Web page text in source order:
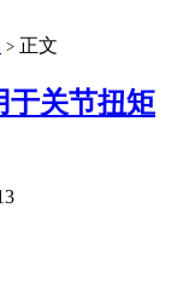
> 正文
于关节扭矩